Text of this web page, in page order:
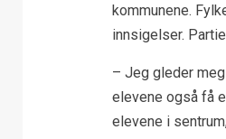
kommunene.
innsigelser.
– Jeg gleder
elevene også få
elevene i